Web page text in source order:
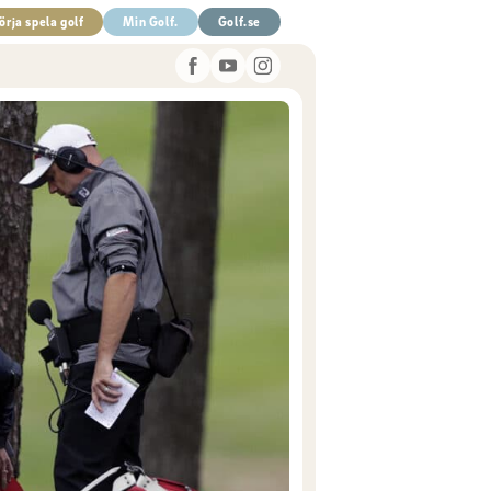
spela golf Min Golf. Golf.se